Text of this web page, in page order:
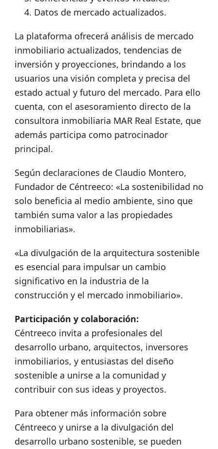
Datos de mercado actualizados.
La plataforma ofrecerá análisis de mercado
inmobiliario actualizados, tendencias de
inversión y proyecciones, brindando a los
usuarios una visión completa y precisa del
estado actual y futuro del mercado. Para ello
cuenta, con el asesoramiento directo de la
consultora inmobiliaria MAR Real Estate, que
además participa como patrocinador
principal.
Según declaraciones de Claudio Montero,
Fundador de Céntreeco: «La sostenibilidad no
solo beneficia al medio ambiente, sino que
también suma valor a las propiedades
inmobiliarias».
«La divulgación de la arquitectura sostenible
es esencial para impulsar un cambio
significativo en la industria de la
construcción y el mercado inmobiliario».
Participación y colaboración:
Céntreeco invita a profesionales del
desarrollo urbano, arquitectos, inversores
inmobiliarios, y entusiastas del diseño
sostenible a unirse a la comunidad y
contribuir con sus ideas y proyectos.
Para obtener más información sobre
Céntreeco y unirse a la divulgación del
desarrollo urbano sostenible, se pueden